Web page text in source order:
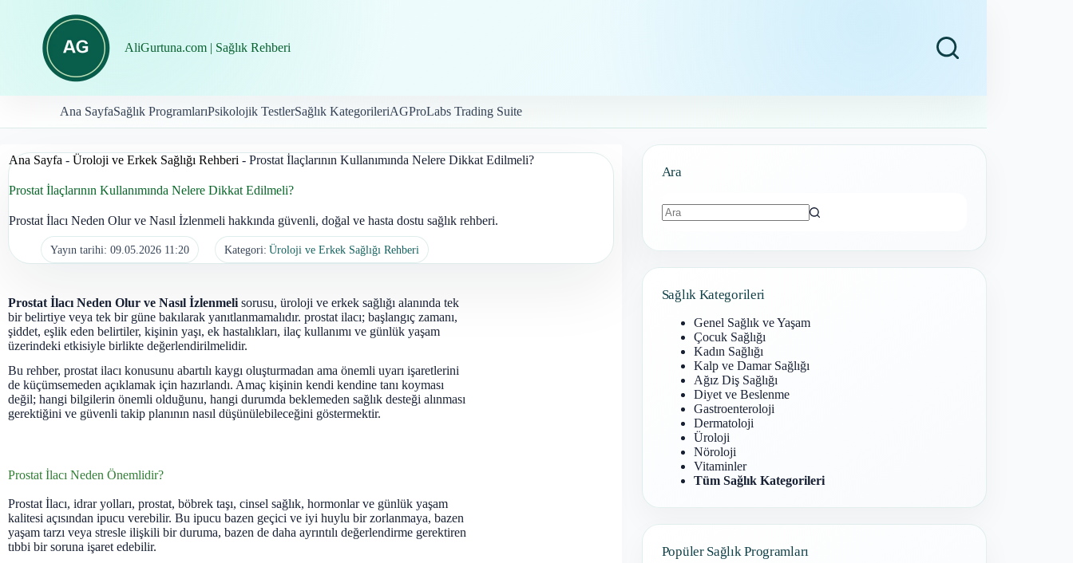
AliGurtuna.com | Sağlık Rehberi
Ana SayfaSağlık ProgramlarıPsikolojik TestlerSağlık KategorileriAGProLabs Trading Suite
Ana Sayfa - Üroloji ve Erkek Sağlığı Rehberi - Prostat İlaçlarının Kullanımında Nelere Dikkat Edilmeli?
Prostat İlaçlarının Kullanımında Nelere Dikkat Edilmeli?
Prostat İlacı Neden Olur ve Nasıl İzlenmeli hakkında güvenli, doğal ve hasta dostu sağlık rehberi.
Yayın tarihi: 09.05.2026 11:20 Kategori: Üroloji ve Erkek Sağlığı Rehberi
Prostat İlacı Neden Olur ve Nasıl İzlenmeli sorusu, üroloji ve erkek sağlığı alanında tek
bir belirtiye veya tek bir güne bakılarak yanıtlanmamalıdır. prostat ilacı; başlangıç zamanı,
şiddet, eşlik eden belirtiler, kişinin yaşı, ek hastalıkları, ilaç kullanımı ve günlük yaşam
üzerindeki etkisiyle birlikte değerlendirilmelidir.
Bu rehber, prostat ilacı konusunu abartılı kaygı oluşturmadan ama önemli uyarı işaretlerini
de küçümsemeden açıklamak için hazırlandı. Amaç kişinin kendi kendine tanı koyması
değil; hangi bilgilerin önemli olduğunu, hangi durumda beklemeden sağlık desteği alınması
gerektiğini ve güvenli takip planının nasıl düşünülebileceğini göstermektir.
Prostat İlacı Neden Önemlidir?
Prostat İlacı, idrar yolları, prostat, böbrek taşı, cinsel sağlık, hormonlar ve günlük yaşam
kalitesi açısından ipucu verebilir. Bu ipucu bazen geçici ve iyi huylu bir zorlanmaya, bazen
yaşam tarzı veya stresle ilişkili bir duruma, bazen de daha ayrıntılı değerlendirme gerektiren
tıbbi bir soruna işaret edebilir.
Ara
bulunamadı
Sağlık Kategorileri
Genel Sağlık ve Yaşam
Çocuk Sağlığı
Kadın Sağlığı
Kalp ve Damar Sağlığı
Ağız Diş Sağlığı
Diyet ve Beslenme
Gastroenteroloji
Dermatoloji
Üroloji
Nöroloji
Vitaminler
Tüm Sağlık Kategorileri
Popüler Sağlık Programları